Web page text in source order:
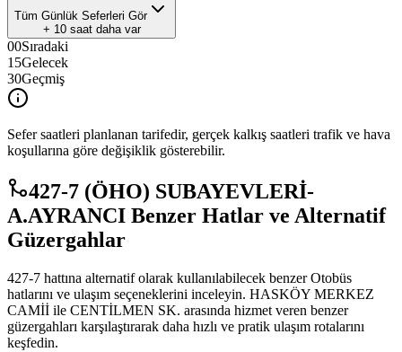
Tüm Günlük Seferleri Gör
+ 10saat daha var
00Sıradaki
15Gelecek
30Geçmiş
Sefer saatleri planlanan tarifedir, gerçek kalkış saatleri trafik ve hava
koşullarına göre değişiklik gösterebilir.
427-7 (ÖHO) SUBAYEVLERİ-
A.AYRANCI Benzer Hatlar ve Alternatif
Güzergahlar
427-7 hattına alternatif olarak kullanılabilecek benzer Otobüs
hatlarını ve ulaşım seçeneklerini inceleyin. HASKÖY MERKEZ
CAMİİ ile CENTİLMEN SK. arasında hizmet veren benzer
güzergahları karşılaştırarak daha hızlı ve pratik ulaşım rotalarını
keşfedin.